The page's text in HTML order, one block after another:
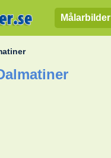
Målarbilder